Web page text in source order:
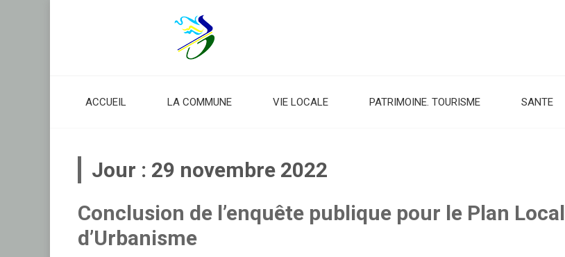
ACCUEIL LA COMMUNE VIE LOCALE PATRIMOINE. TOURISME SANTE
Jour : 29 novembre 2022
Conclusion de l’enquête publique pour le Plan Local
d’Urbanisme